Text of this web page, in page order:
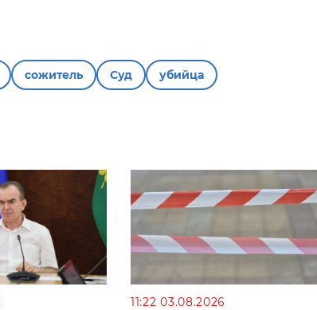
сожитель Суд убийца
11:22 03.08.2026